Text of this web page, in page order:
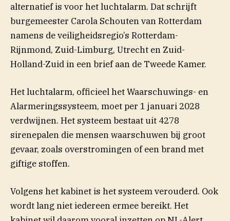
alternatief is voor het luchtalarm. Dat schrijft
burgemeester Carola Schouten van Rotterdam
namens de veiligheidsregio’s Rotterdam-
Rijnmond, Zuid-Limburg, Utrecht en Zuid-
Holland-Zuid in een brief aan de Tweede Kamer.
Het luchtalarm, officieel het Waarschuwings- en
Alarmeringssysteem, moet per 1 januari 2028
verdwijnen. Het systeem bestaat uit 4278
sirenepalen die mensen waarschuwen bij groot
gevaar, zoals overstromingen of een brand met
giftige stoffen.
Volgens het kabinet is het systeem verouderd. Ook
wordt lang niet iedereen ermee bereikt. Het